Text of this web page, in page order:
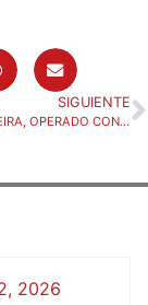
SIGUIENTE
HENRIQUE TEIXEIRA, OPERADO CON ÉXITO
2026